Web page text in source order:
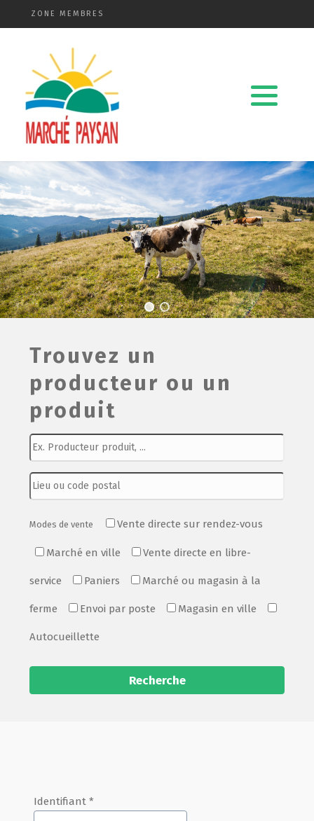
ZONE MEMBRES
Trouvez un
producteur ou un
produit
Modes de vente Vente directe sur rendez-vous
Marché en ville Vente directe en libre-
service Paniers Marché ou magasin à la
ferme Envoi par poste Magasin en ville
Autocueillette
Recherche
Identifiant *
Qui sommes-nous ?
La charte
Le comité
Le matériel membres
Devenir membre
Revue de presse
Guide de la vente directe
Film de présentation
Fête Marché Paysan